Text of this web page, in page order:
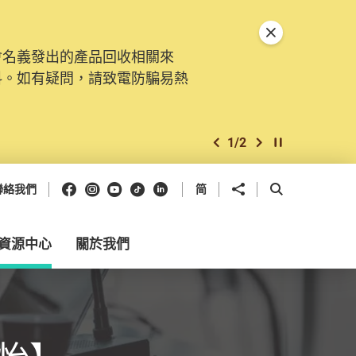
義發出的產品回收相關來
如有疑問，請致電防騙易熱
上一個
1/2 下一個開始/暫停幻燈
關閉特別通告
絡我們 Facebook
Instagram
Youtube
抖音領英 简 分享到 開啟搜尋框
源中心 關於我們